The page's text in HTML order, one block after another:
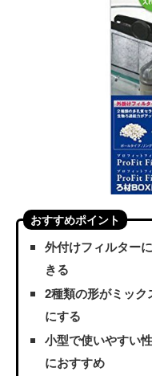
おすすめポイント
外付けフィルター
きる
2種類の形がミッ
にする
小型で使いやすい
におすすめ